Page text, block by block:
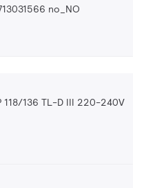
no_NO
136 TL-D III 220-240V